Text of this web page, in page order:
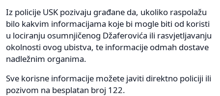
Iz policije USK pozivaju građane da, ukoliko raspolažu
bilo kakvim informacijama koje bi mogle biti od koristi
u lociranju osumnjičenog Džaferovića ili rasvjetljavanju
okolnosti ovog ubistva, te informacije odmah dostave
nadležnim organima.
Sve korisne informacije možete javiti direktno policiji ili
pozivom na besplatan broj 122.